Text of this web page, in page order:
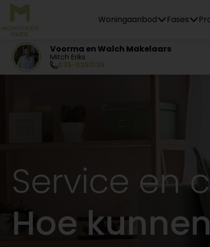
Home
Woningaanbod Fases
Voorma en Walch Makelaars
Mitch Eriks
035-5253135
Service en
Hoe